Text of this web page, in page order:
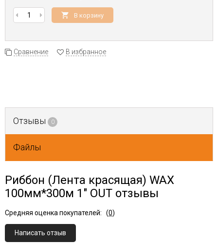
В корзину
Сравнение В избранное
Отзывы 0
Файлы
Риббон (Лента красящая) WAX
100мм*300м 1" OUT отзывы
Средняя оценка покупателей: (0)
Написать отзыв